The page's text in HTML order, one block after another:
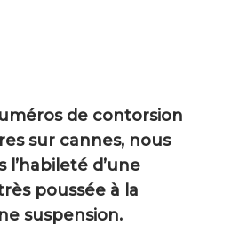
de contorsion
sur cannes, nous
l’habileté d’une
poussée à la
suspension.